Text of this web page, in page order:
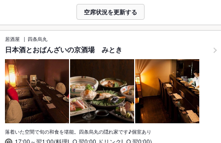
空席状況を更新する
居酒屋 四条烏丸
日本酒とおばんざいの京酒場 みとき
落着いた空間で旬の和食を堪能。四条烏丸の隠れ家です♪個室あり